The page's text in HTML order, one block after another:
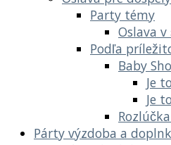
Party témy
Oslava
Podľa
Baby
Je
Je
Párty výzdoba a